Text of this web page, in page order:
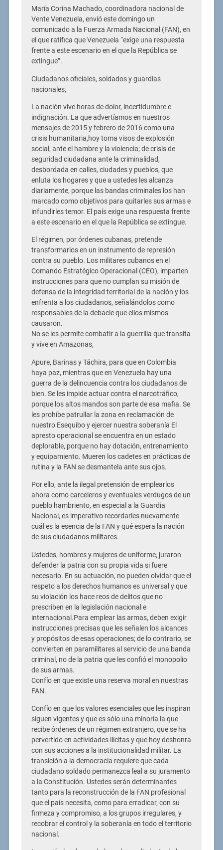
María Corina Machado, coordinadora nacional de
Vente Venezuela, envió este domingo un
comunicado a la Fuerza Armada Nacional (FAN), en
el que ratifica que Venezuela “exige una respuesta
frente a este escenario en el que la República se
extingue”.
Ciudadanos oficiales, soldados y guardias
nacionales,
La nación vive horas de dolor, incertidumbre e
indignación. La que advertíamos en nuestros
mensajes de 2015 y febrero de 2016 como una
crisis humanitaria,hoy toma visos de explosión
social, ante el hambre y la violencia; de crisis de
seguridad ciudadana ante la criminalidad,
desbordada en calles, ciudades y pueblos, que
enluta los hogares y que a ustedes les alcanza
diariamente, porque las bandas criminales los han
marcado como objetivos para quitarles sus armas e
infundirles temor. El país exige una respuesta frente
a este escenario en el que la República se extingue.
El régimen, por órdenes cubanas, pretende
transformarlos en un instrumento de represión
contra su pueblo. Los militares cubanos en el
Comando Estratégico Operacional (CEO), imparten
instrucciones para que no cumplan su misión de
defensa de la integridad territorial de la nación y los
enfrenta a los ciudadanos, señalándolos como
responsables de la debacle que ellos mismos
causaron.
No se les permite combatir a la guerrilla que transita
y vive en Amazonas,
Apure, Barinas y Táchira, para que en Colombia
haya paz, mientras que en Venezuela hay una
guerra de la delincuencia contra los ciudadanos de
bien. Se les impide actuar contra el narcotráfico,
porque los altos mandos son parte de esa mafia. Se
les prohíbe patrullar la zona en reclamación de
nuestro Esequibo y ejercer nuestra soberanía El
apresto operacional se encuentra en un estado
deplorable, porque no hay dotación, entrenamiento
y equipamiento. Mueren los cadetes en prácticas de
rutina y la FAN se desmantela ante sus ojos.
Por ello, ante la ilegal pretensión de emplearlos
ahora como carceleros y eventuales verdugos de un
pueblo hambriento, en especial a la Guardia
Nacional, es imperativo recordarles nuevamente
cuál es la esencia de la FAN y qué espera la nación
de sus ciudadanos militares.
Ustedes, hombres y mujeres de uniforme, juraron
defender la patria con su propia vida si fuere
necesario. En su actuación, no pueden olvidar que el
respeto a los derechos humanos es universal y que
su violación los hace reos de delitos que no
prescriben en la legislación nacional e
internacional.Para emplear las armas, deben exigir
instrucciones precisas que les señalen los alcances
y propósitos de esas operaciones; de lo contrario, se
convierten en paramilitares al servicio de una banda
criminal, no de la patria que les confió el monopolio
de sus armas.
Confío en que existe una reserva moral en nuestras
FAN.
Confío en que los valores esenciales que les inspiran
siguen vigentes y que es sólo una minoría la que
recibe órdenes de un régimen extranjero, que se ha
pervertido en actividades ilícitas y que hoy deshonra
con sus acciones a la institucionalidad militar. La
transición a la democracia requiere que cada
ciudadano soldado permanezca leal a su juramento
a la Constitución. Ustedes serán determinantes
tanto para la reconstrucción de la FAN profesional
que el país necesita, como para erradicar, con su
firmeza y compromiso, a los grupos irregulares, y
recobrar el control y la soberanía en todo el territorio
nacional.